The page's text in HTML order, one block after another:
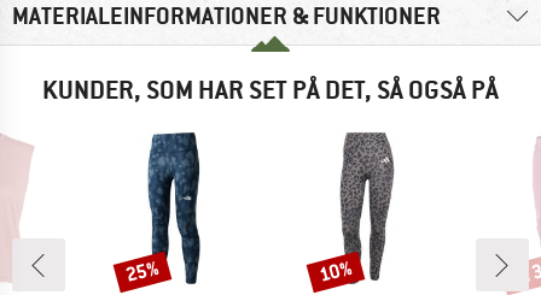
MATERIALEINFORMATIONER & FUNKTIONER
KUNDER, SOM HAR SET PÅ DET, SÅ OGSÅ PÅ
Rabat
25% Rabat
10%